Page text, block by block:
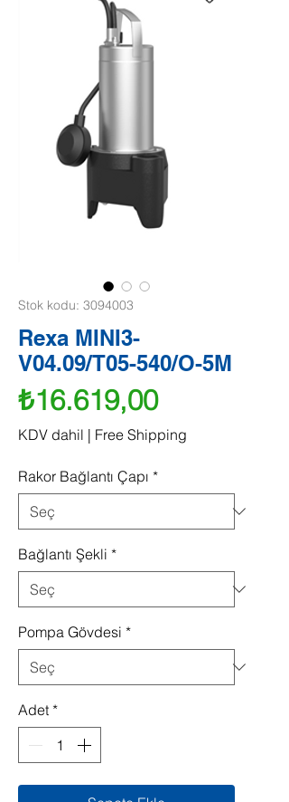
Stok kodu: 3094003
Rexa MINI3-
V04.09/T05-540/O-5M
₺16.619,00Fiyat
KDV dahil | Free Shipping
Rakor Bağlantı Çapı *
Bağlantı Şekli *
Pompa Gövdesi *
Adet *